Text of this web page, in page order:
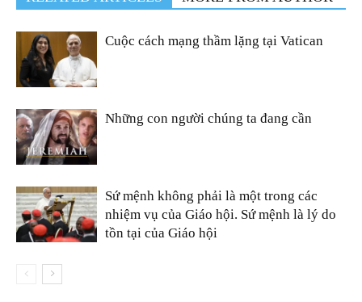
Cuộc cách mạng thầm lặng tại Vatican
Những con người chúng ta đang cần
Sứ mệnh không phải là một trong các
nhiệm vụ của Giáo hội. Sứ mệnh là lý do
tồn tại của Giáo hội